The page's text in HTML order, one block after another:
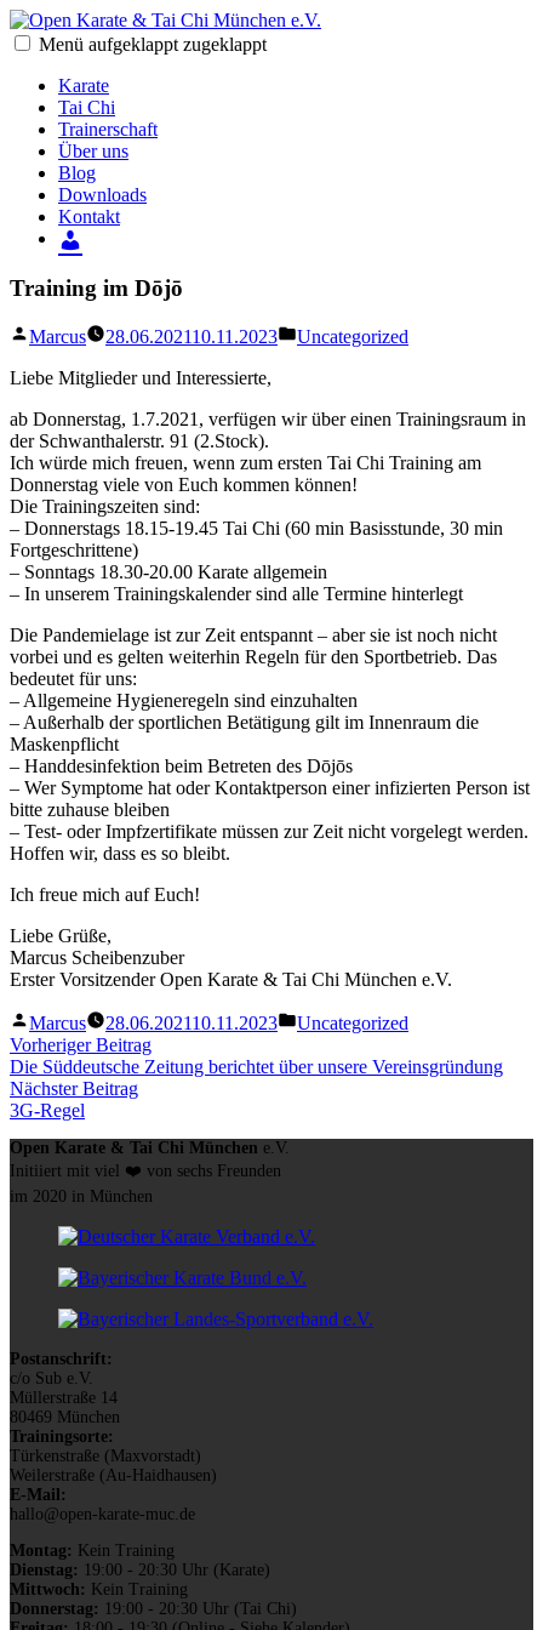
Zum
Inhalt
Open Karate & Tai Chi München e.V.
Karate & Tai Chi in München
Menü aufgeklappt zugeklappt
Karate
Tai Chi
Trainerschaft
Über uns
Blog
Downloads
Kontakt
Training im Dōjō
Verfasst
Marcus 28.06.202110.11.2023
Veröffentlicht
Uncategorized
Liebe Mitglieder und Interessierte,
ab Donnerstag, 1.7.2021, verfügen wir über einen Trainingsraum in
der Schwanthalerstr. 91 (2.Stock).
Ich würde mich freuen, wenn zum ersten Tai Chi Training am
Donnerstag viele von Euch kommen können!
Die Trainingszeiten sind:
– Donnerstags 18.15-19.45 Tai Chi (60 min Basisstunde, 30 min
Fortgeschrittene)
– Sonntags 18.30-20.00 Karate allgemein
– In unserem Trainingskalender sind alle Termine hinterlegt
Die Pandemielage ist zur Zeit entspannt – aber sie ist noch nicht
vorbei und es gelten weiterhin Regeln für den Sportbetrieb. Das
bedeutet für uns:
– Allgemeine Hygieneregeln sind einzuhalten
– Außerhalb der sportlichen Betätigung gilt im Innenraum die
Maskenpflicht
– Handdesinfektion beim Betreten des Dōjōs
– Wer Symptome hat oder Kontaktperson einer infizierten Person ist
bitte zuhause bleiben
– Test- oder Impfzertifikate müssen zur Zeit nicht vorgelegt werden.
Hoffen wir, dass es so bleibt.
Ich freue mich auf Euch!
Liebe Grüße,
Marcus Scheibenzuber
Erster Vorsitzender Open Karate & Tai Chi München e.V.
Verfasst
von
Marcus 28.06.202110.11.2023
Veröffentlicht
Uncategorized
Beitragsnavigation
Vorheriger BeitragVorheriger
Beitrag:
Die Süddeutsche Zeitung berichtet über unsere Vereinsgründung
Nächster BeitragNächster
3G-Regel
Open Karate & Tai Chi München e.V.
Initiiert mit viel ❤️ von sechs Freunden
im 2020 in München
Postanschrift:
c/o Sub e.V.
Müllerstraße 14
80469 München
Trainingsorte:
Türkenstraße (Maxvorstadt)
Weilerstraße (Au-Haidhausen)
E-Mail:
hallo@open-karate-muc.de
Montag: Kein Training
Dienstag: 19:00 - 20:30 Uhr (Karate)
Mittwoch: Kein Training
Donnerstag: 19:00 - 20:30 Uhr (Tai Chi)